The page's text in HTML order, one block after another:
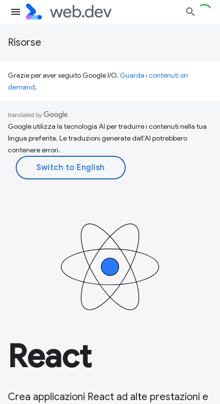
Risorse
Grazie per aver seguito Google I/O. Guarda i contenuti on
demand.
Google utilizza la tecnologia AI per tradurre i contenuti nella tua
lingua preferita. Le traduzioni generate dall'AI potrebbero
contenere errori.
React
Crea applicazioni React ad alte prestazioni e